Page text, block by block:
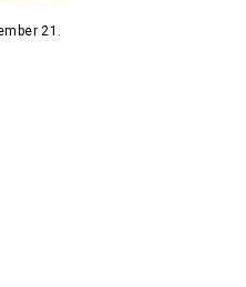
21.